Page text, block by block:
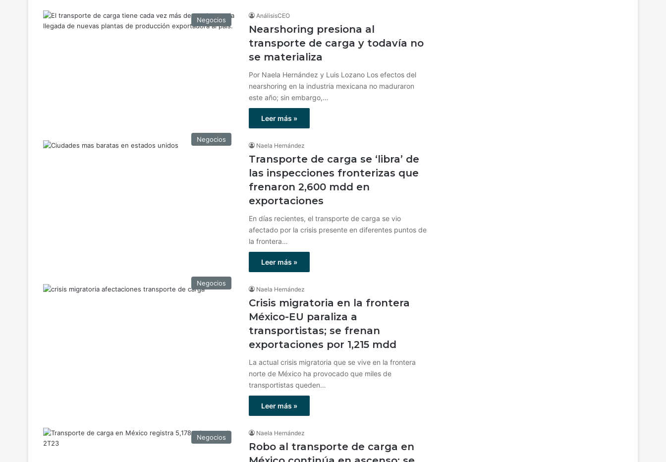
Negocios
AnálisisCEO
Nearshoring presiona al
transporte de carga y todavía no
se materializa
Por Naela Hernández y Luis Lozano Los efectos del
nearshoring en la industria mexicana no maduraron
este año; sin embargo,…
Leer más »
Negocios
Naela Hernández
Transporte de carga se ‘libra’ de
las inspecciones fronterizas que
frenaron 2,600 mdd en
exportaciones
En días recientes, el transporte de carga se vio
afectado por la crisis presente en diferentes puntos de
la frontera…
Leer más »
Negocios
Naela Hernández
Crisis migratoria en la frontera
México-EU paraliza a
transportistas; se frenan
exportaciones por 1,215 mdd
La actual crisis migratoria que se vive en la frontera
norte de México ha provocado que miles de
transportistas queden…
Leer más »
Negocios
Naela Hernández
Robo al transporte de carga en